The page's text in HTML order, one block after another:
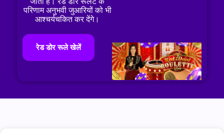
परिणाम अनुभवी जुआरियों को भी
आश्चर्यचकित कर देंगे।
रेड डोर रूले खेलें